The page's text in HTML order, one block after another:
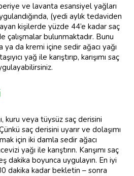
ve lavanta esansiyel yağları
(yedi aylık tedaviden
kişilerde yüzde 44’e kadar saç
çalışmalar bulunmaktadır. Bunu
ya da kremi içine sedir ağacı yağı
yağ ile karıştırıp, karışımı saç
kuru veya tüysüz saç derisini
saç derisini uyarır ve dolaşımı
için iki damla sedir ağacı
yağı ile karıştırın. Karışımı saç
dakika boyunca uygulayın. En iyi
dakika kadar bekletin – sonra